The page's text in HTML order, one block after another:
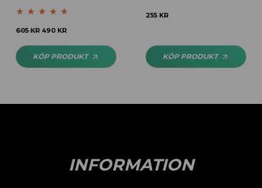
Betygsatt4.83
605KR 490 KR
KÖP PRODUKT
255 KR
KÖP PRODUKT
INFORMATION